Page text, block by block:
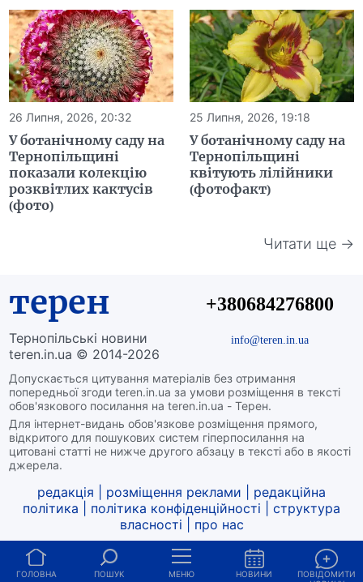
26 Липня, 2026, 20:32
У ботанічному саду на
Тернопільщині
показали колекцію
розквітлих кактусів
(фото)
25 Липня, 2026, 19:18
У ботанічному саду на
Тернопільщині
квітують лілійники
(фотофакт)
Читати ще →
терен
Тернопільські новини
teren.in.ua © 2014-2026
Допускається цитування матеріалів без отримання
попередньої згоди teren.in.ua за умови розміщення в тексті
обов'язкового посилання на teren.in.ua - Терен.
Для інтернет-видань обов'язкове розміщення прямого,
відкритого для пошукових систем гіперпосилання на
цитовані статті не нижче другого абзацу в тексті або в якості
джерела.
+380684276800
info@teren.in.ua
редакція розміщення реклами
редакційна
політика
політика конфіденційності
структура
власності
про нас
ГОЛОВНА ПОШУК МЕНЮ НОВИНИ
ПОВІДОМИТИ